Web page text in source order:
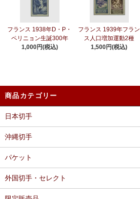
フランス 1938年D・P・
ペリニョン生誕300年
1,000円(税込)
フランス 1939年フラン
ス人口増加運動2種
1,500円(税込)
商品カテゴリー
日本切手
沖縄切手
パケット
外国切手・セレクト